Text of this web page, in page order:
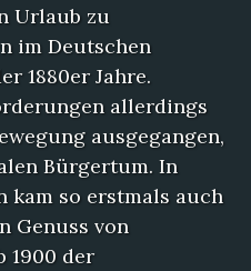
Urlaub zu
im Deutschen
1880er Jahre.
allerdings
ausgegangen,
Bürgertum. In
kam so erstmals auch
Genuss von
1900 der